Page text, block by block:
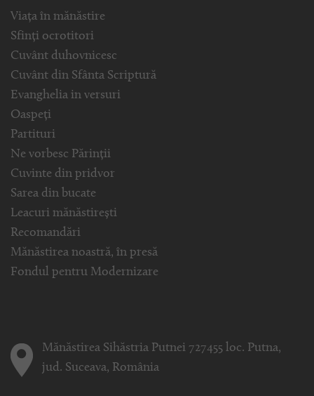
Viața în mănăstire
Sfinți ocrotitori
Cuvânt duhovnicesc
Cuvânt din Sfânta Scriptură
Evanghelia in versuri
Oaspeți
Partituri
Ne vorbesc Părinții
Cuvinte din pridvor
Sarea din bucate
Leacuri mănăstirești
Recomandări
Mănăstirea noastră, în presă
Fondul pentru Modernizare
Mănăstirea Sihăstria Putnei 727455 loc. Putna,
jud. Suceava, România